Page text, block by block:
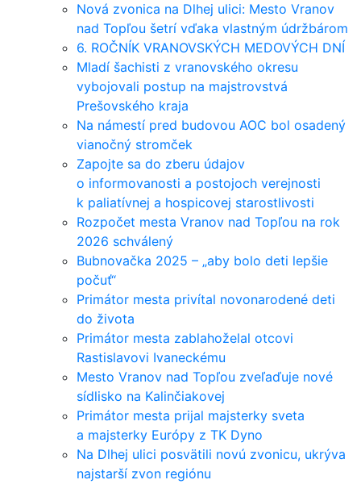
Nová zvonica na Dlhej ulici: Mesto Vranov
nad Topľou šetrí vďaka vlastným údržbárom
6. ROČNÍK VRANOVSKÝCH MEDOVÝCH DNÍ
Mladí šachisti z vranovského okresu
vybojovali postup na majstrovstvá
Prešovského kraja
Na námestí pred budovou AOC bol osadený
vianočný stromček
Zapojte sa do zberu údajov
o informovanosti a postojoch verejnosti
k paliatívnej a hospicovej starostlivosti
Rozpočet mesta Vranov nad Topľou na rok
2026 schválený
Bubnovačka 2025 – „aby bolo deti lepšie
počuť“
Primátor mesta privítal novonarodené deti
do života
Primátor mesta zablahoželal otcovi
Rastislavovi Ivaneckému
Mesto Vranov nad Topľou zveľaďuje nové
sídlisko na Kalinčiakovej
Primátor mesta prijal majsterky sveta
a majsterky Európy z TK Dyno
Na Dlhej ulici posvätili novú zvonicu, ukrýva
najstarší zvon regiónu